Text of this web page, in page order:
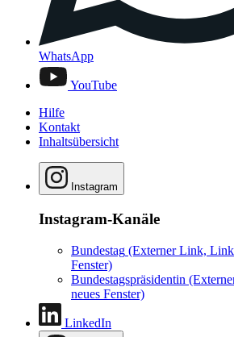
WhatsApp
YouTube
Hilfe
Kontakt
Inhaltsübersicht
Instagram
Instagram-Kanäle
Bundestag (Externer Link,
Fenster)
Bundestagspräsidentin
neues Fenster)
LinkedIn